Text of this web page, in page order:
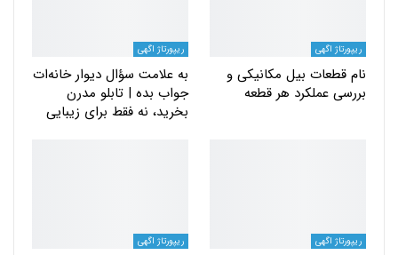
ریپورتاژ اگهی
نام قطعات بیل مکانیکی و
بررسی عملکرد هر قطعه
ریپورتاژ اگهی
به علامت سؤال دیوار خانه‌ات
جواب بده | تابلو مدرن
بخرید، نه فقط برای زیبایی
ریپورتاژ اگهی ریپورتاژ اگهی